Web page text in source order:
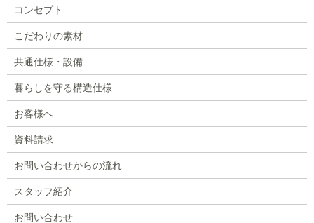
コンセプト
こだわりの素材
共通仕様・設備
暮らしを守る構造仕様
お客様へ
資料請求
お問い合わせからの流れ
スタッフ紹介
お問い合わせ